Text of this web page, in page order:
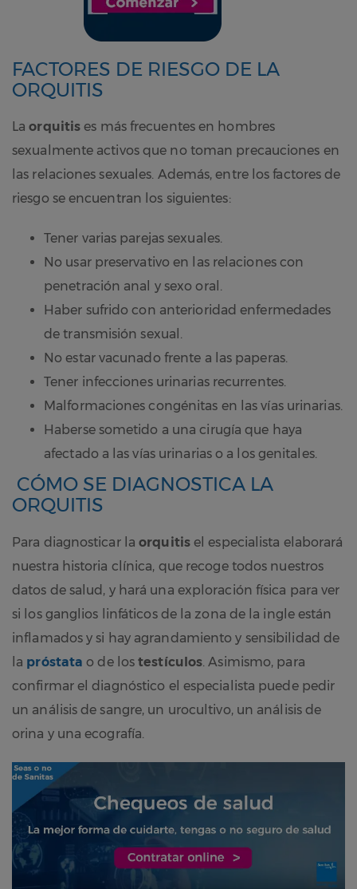
FACTORES DE RIESGO DE LA
ORQUITIS
Laorquitis es más frecuentes en hombres
sexualmente activos que no toman precauciones en
las relaciones sexuales. Además, entre los factores de
riesgo se encuentran los siguientes:
Tener varias parejas sexuales.
No usar preservativo en las relaciones con
penetración anal y sexo oral.
Haber sufrido con anterioridad enfermedades
de transmisión sexual.
No estar vacunado frente a las paperas.
Tener infecciones urinarias recurrentes.
Malformaciones congénitas en las vías urinarias.
Haberse sometido a una cirugía que haya
afectado a las vías urinarias o a los genitales.
CÓMO SE DIAGNOSTICA LA
ORQUITIS
Para diagnosticar laorquitisel especialista elaborará
nuestra historia clínica, que recoge todos nuestros
datos de salud, y hará una exploración física para ver
si los ganglios linfáticos de la zona de la ingle están
inflamados y si hay agrandamiento y sensibilidad de
la próstata o de lostestículos . Asimismo, para
confirmar el diagnóstico el especialista puede pedir
un análisis de sangre, un urocultivo, un análisis de
orina y una ecografía.